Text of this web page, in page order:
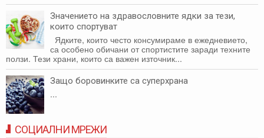
Значението на здравословните ядки за тези,
които спортуват
Ядките, които често консумираме в ежедневието,
са особено обичани от спортистите заради техните
ползи. Тези храни, които са важен източник...
Защо боровинките са суперхрана
...
СОЦИАЛНИ МРЕЖИ